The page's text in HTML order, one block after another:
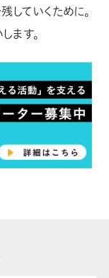
していくために。
ます。